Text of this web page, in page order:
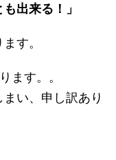
出来る！」
す。
ます。。
い、申し訳あり